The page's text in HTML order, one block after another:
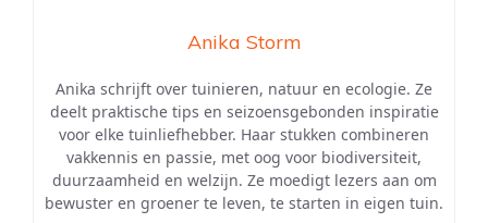
Anika Storm
Anika schrijft over tuinieren, natuur en ecologie. Ze
deelt praktische tips en seizoensgebonden inspiratie
voor elke tuinliefhebber. Haar stukken combineren
vakkennis en passie, met oog voor biodiversiteit,
duurzaamheid en welzijn. Ze moedigt lezers aan om
bewuster en groener te leven, te starten in eigen tuin.